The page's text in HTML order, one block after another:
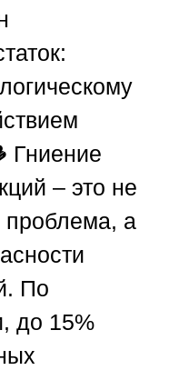
Гниение
– это не
проблема, а
По
, до 15%